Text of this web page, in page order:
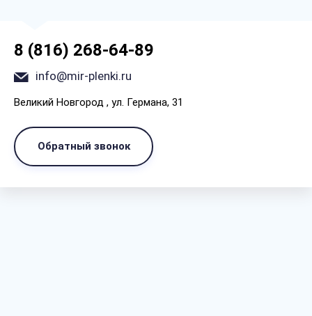
8 (816) 268-64-89
info@mir-plenki.ru
Великий Новгород , ул. Германа, 31
Обратный звонок